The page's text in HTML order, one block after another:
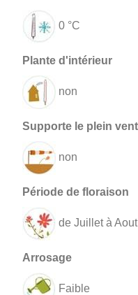
0 °C
non
non
de Juillet à Aout
Faible